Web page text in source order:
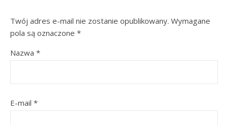
Twój adres e-mail nie zostanie opublikowany. Wymagane
pola są oznaczone *
Nazwa *
E-mail *